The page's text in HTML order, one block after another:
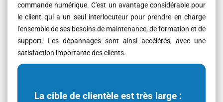
commande numérique. C'est un avantage considérable pour
le client qui a un seul interlocuteur pour prendre en charge
l'ensemble de ses besoins de maintenance, de formation et de
support. Les dépannages sont ainsi accélérés, avec une
satisfaction importante des clients.
La cible de clientèle est très large :